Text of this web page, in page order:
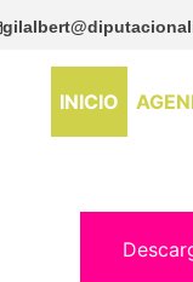
INICIO